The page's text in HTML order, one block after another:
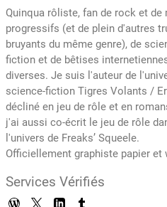
Quinqua rôliste, fan de rock et de
progressifs (et de plein d'autres
bruyants du même genre), de
fiction et de bêtises
diverses. Je suis l'auteur de
science-fiction Tigres Volants /
décliné en jeu de rôle et en
j'ai aussi co-écrit le jeu de rôle
l'univers de Freaks’ Squeele.
Officiellement graphiste papier et
Services Vérifiés